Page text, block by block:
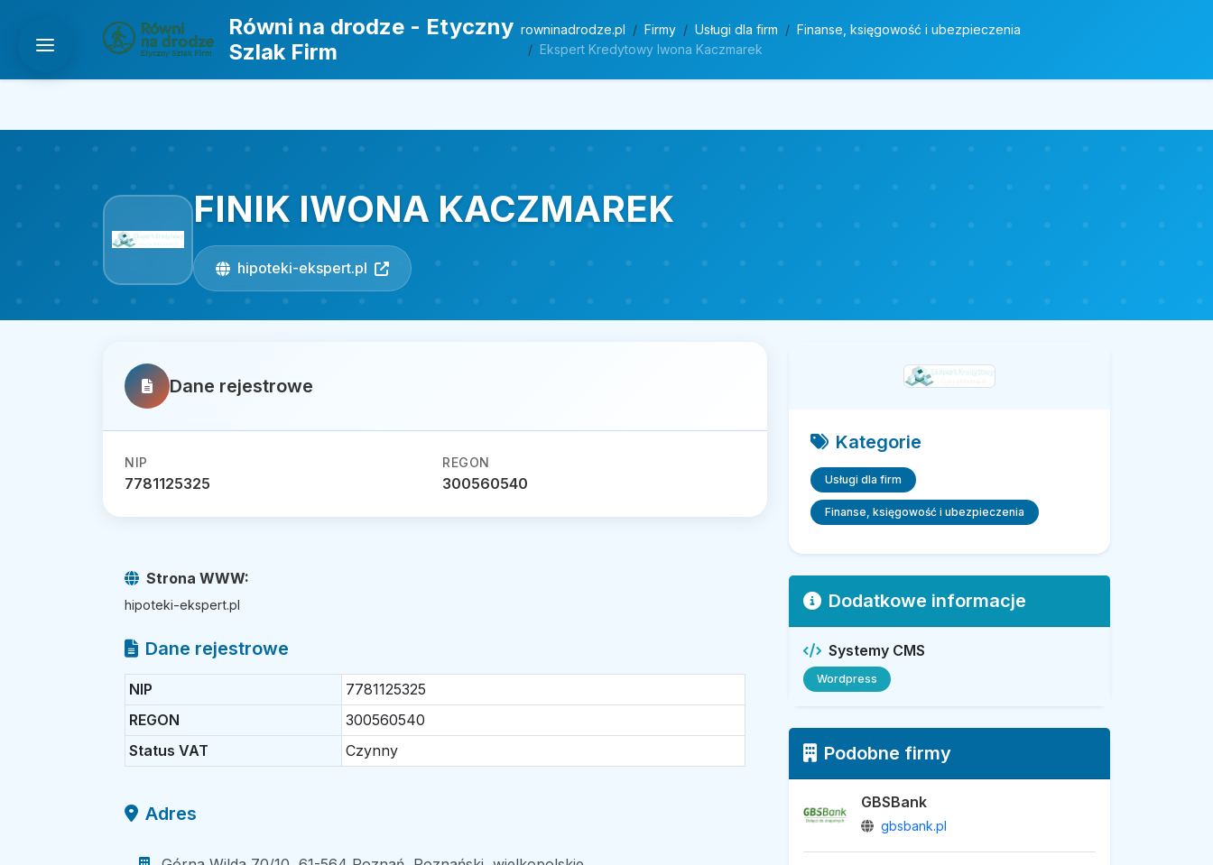
Równi na drodze - Etyczny
Szlak Firm
rowninadrodze.pl Firmy Usługi dla firm
Finanse, księgowość i ubezpieczenia
Ekspert Kredytowy Iwona Kaczmarek
FINIK IWONA KACZMAREK
hipoteki-ekspert.pl
Dane rejestrowe
NIP
7781125325
REGON
300560540
Strona WWW:
hipoteki-ekspert.pl
Dane rejestrowe
NIP
7781125325
REGON
300560540
Status VAT
Czynny
Adres
Kategorie
Usługi dla firm
Finanse, księgowość i ubezpieczenia
Dodatkowe informacje
Systemy CMS
Wordpress
Podobne firmy
GBSBank
gbsbank.pl